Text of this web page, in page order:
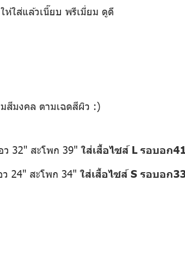
ห้ใส่แล้วเนี๊ยบ พรีเมี่ยม ดูดี
สีมงคล ตามเฉดสีผิว :)
ว 32" สะโพก 39" ใส่เสื้อไซส์ L รอบอก
24" สะโพก 34" ใส่เสื้อไซส์ S รอบอก